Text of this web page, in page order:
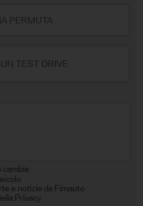
PERMUTA
TEST DRIVE
cambia
e notizie da Fimauto
Privacy